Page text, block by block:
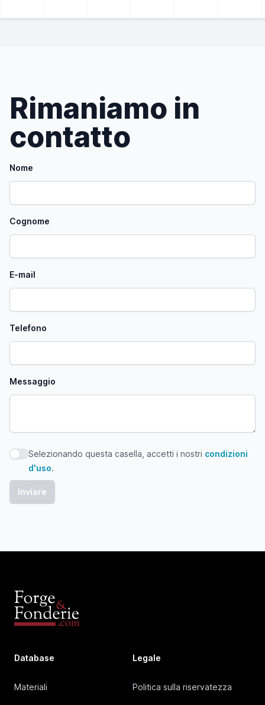
Rimaniamo in
contatto
Nome
Cognome
E-mail
Telefono
Messaggio
Selezionando questa casella, accetti i nostri condizioni
Selezionando questa casella, accetti i nostri condizioni
d'uso.
Database
Materiali
Legale
Politica sulla riservatezza